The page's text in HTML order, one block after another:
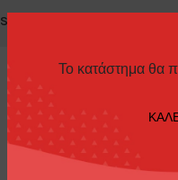
Το κατάστημα θα
Share:
ΕΠΙΠΛΈΟΝ